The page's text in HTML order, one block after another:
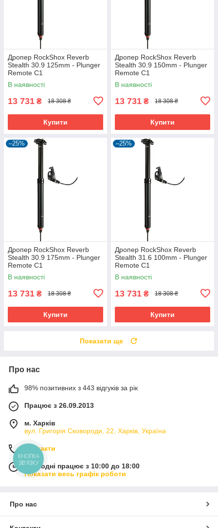
Дропер RockShox Reverb
Stealth 30.9 125mm - Plunger
Remote C1
В наявності
13 731 ₴ 18 308 ₴
Купити
Дропер RockShox Reverb
Stealth 30.9 150mm - Plunger
Remote C1
В наявності
13 731 ₴ 18 308 ₴
Купити
–25%
Дропер RockShox Reverb
Stealth 30.9 175mm - Plunger
Remote C1
В наявності
13 731 ₴ 18 308 ₴
Купити
–25%
Дропер RockShox Reverb
Stealth 31.6 100mm - Plunger
Remote C1
В наявності
13 731 ₴ 18 308 ₴
Купити
Показати ще
Про нас
98% позитивних з 443 відгуків за рік
Працює з 26.09.2013
м. Харків
вул. Григорія Сковороди, 22, Харків, Україна
Контакти
Сьогодні працює з 10:00 до 18:00
Показати весь графік роботи
Про нас
КНОПКА
ЗВ'ЯЗКУ